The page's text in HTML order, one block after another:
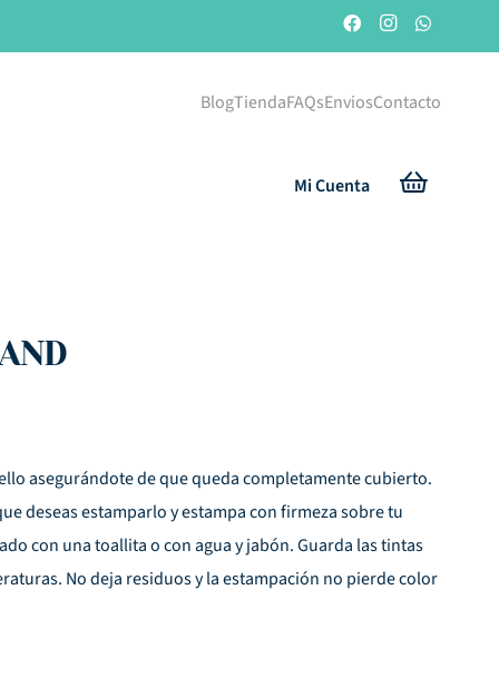
BlogTiendaFAQsEnviosContacto
Mi Cuenta
asegurándote de que queda completamente cubierto.
deseas estamparlo y estampa con firmeza sobre tu
con una toallita o con agua y jabón. Guarda las tintas
No deja residuos y la estampación no pierde color